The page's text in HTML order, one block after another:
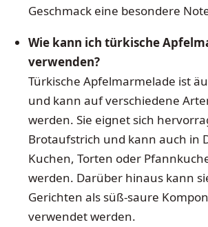
Geschmack eine besondere
Wie kann ich türkische
verwenden?
Türkische Apfelmarmelade ist
und kann auf verschiedene
werden. Sie eignet sich
Brotaufstrich und kann auch in
Kuchen, Torten oder
werden. Darüber hinaus kann
Gerichten als süß-saure
verwendet werden.